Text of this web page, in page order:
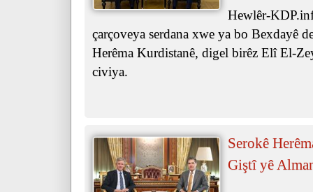
Hewlêr-
çarçoveya serdana xwe ya bo Bexdayê
Herêma Kurdistanê, digel birêz Elî El-
civiya.
Serokê
Giştî yê